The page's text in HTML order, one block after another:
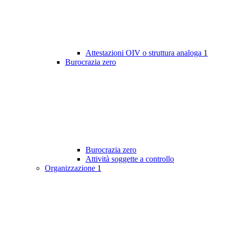
Attestazioni OIV o struttura analoga 1
Burocrazia zero
Burocrazia zero
Attività soggette a controllo
Organizzazione 1